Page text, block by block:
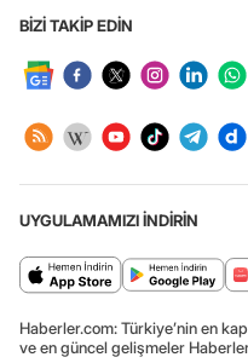
BİZİ TAKİP EDİN
UYGULAMAMIZI İNDİRİN
Haberler.com: Türkiye’nin en
ve en güncel gelişmeler